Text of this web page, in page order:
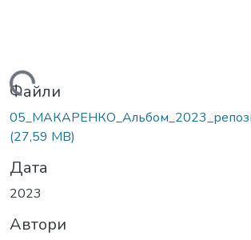
Вантажиться...
Файли
(27,59 MB)
Дата
2023
Автори